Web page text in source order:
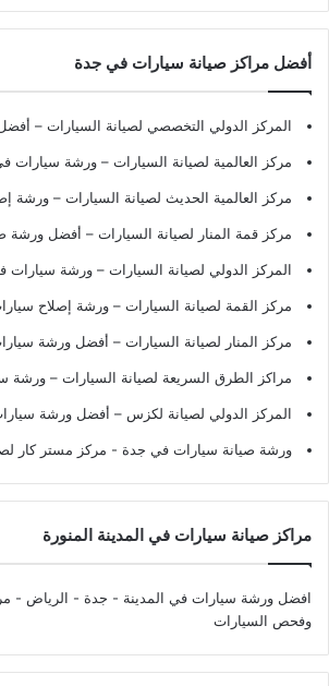
أفضل مراكز صيانة سيارات في جدة
المركز الدولي التخصصي لصيانة السيارات –
مركز العالمية لصيانة السيارات – ورشة سيارات
مركز العالمية الحديث لصيانة السيارات – ورشة
مركز قمة المنار لصيانة السيارات – أفضل
المركز الدولي لصيانة السيارات – ورشة سيارات
مركز القمة لصيانة السيارات – ورشة إصلاح
مركز المنار لصيانة السيارات – أفضل ورشة
مراكز الطرق السريعة لصيانة السيارات – ورشة
المركز الدولي لصيانة لكزس – أفضل ورشة
ورشة صيانة سيارات في جدة - مركز مستر كار
مراكز صيانة سيارات في المدينة المنورة
افضل ورشة سيارات في المدينة - جدة - الرياض -
وفحص السيارات